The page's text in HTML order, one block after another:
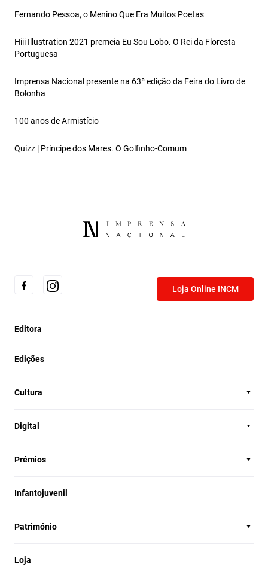
Fernando Pessoa, o Menino Que Era Muitos Poetas
Hiii Illustration 2021 premeia Eu Sou Lobo. O Rei da Floresta
Portuguesa
Imprensa Nacional presente na 63ª edição da Feira do Livro de
Bolonha
100 anos de Armistício
Quizz | Príncipe dos Mares. O Golfinho‑Comum
Loja Online INCM
Editora
Edições
Cultura
Digital
Prémios
Infantojuvenil
Património
Loja